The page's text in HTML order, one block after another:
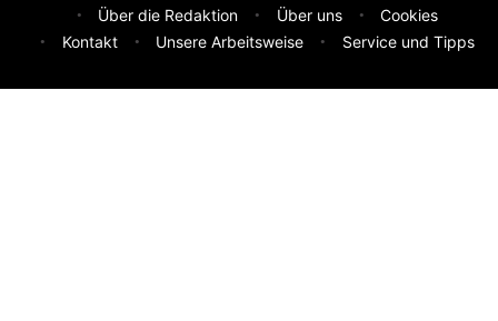
Über die Redaktion
Über uns
Cookies
Kontakt
Unsere Arbeitsweise Service und Tipps